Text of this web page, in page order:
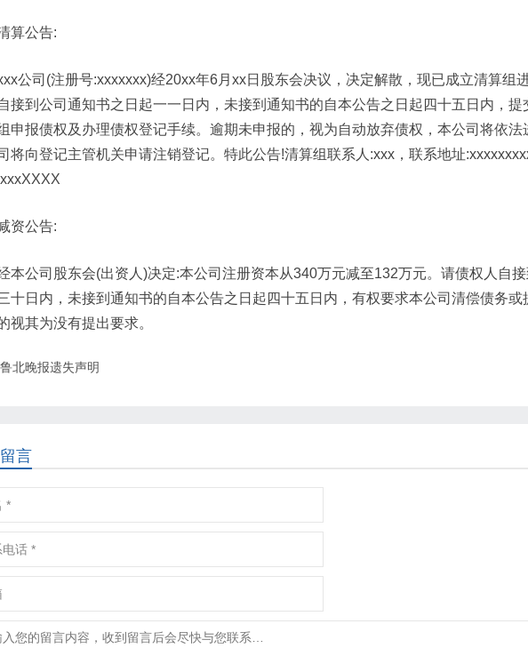
算公告:
公司(注册号:xxxxxxx)经20xx年6月xx日股东会决议，决定解散，现已成立清算组
接到公司通知书之日起一一日内，未接到通知书的自本公告之日起四十五日内，提
申报债权及办理债权登记手续。逾期未申报的，视为自动放弃债权，本公司将依法
将向登记主管机关申请注销登记。特此公告!清算组联系人:xxx，联系地址
资公告:
本公司股东会(出资人)决定:本公司注册资本从340万元减至132万元。请债权人自
十日内，未接到通知书的自本公告之日起四十五日内，有权要求本公司清偿债务
视其为没有提出要求。
鲁北晚报遗失声明
言